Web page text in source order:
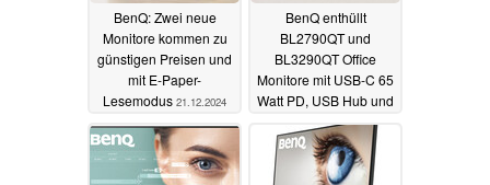
BenQ: Zwei neue
Monitore kommen zu
günstigen Preisen und
mit E-Paper-
Lesemodus 21.12.2024
BenQ enthüllt
BL2790QT und
BL3290QT Office
Monitore mit USB-C 65
Watt PD, USB Hub und
Daisy Chaining
19.08.2023